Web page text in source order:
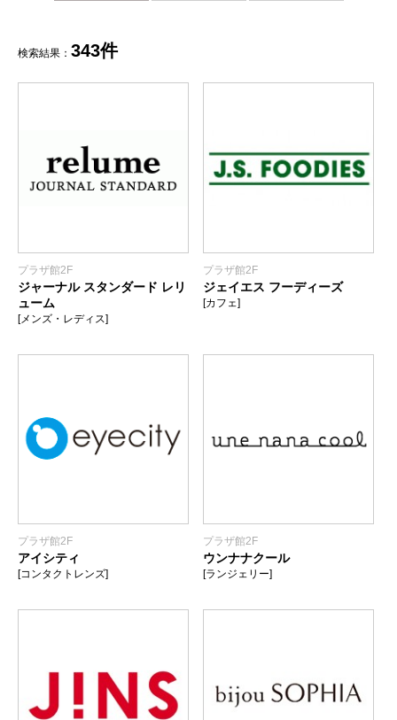
検索結果： 343件
プラザ館2F
ジャーナル スタンダード レリ
ューム
[メンズ・レディス]
プラザ館2F
ジェイエス フーディーズ
[カフェ]
プラザ館2F
アイシティ
[コンタクトレンズ]
プラザ館2F
ウンナナクール
[ランジェリー]